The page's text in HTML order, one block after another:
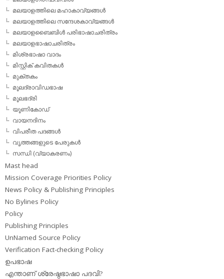
മലയാളത്തിലെ മഹാകാവ്യങ്ങള്‍
മലയാളത്തിലെ സന്ദേശകാവ്യങ്ങള്‍
മലയാളബൈബിള്‍ പരിഭാഷാചരിത്രം
മലയാളഭാഷാചരിത്രം
മിശ്രഭാഷാ വാദം
മിസ്റ്റിക് കവിതകള്‍
മുക്തകം
മൂലദ്രാവിഡഭാഷ
മൂലഭദ്രി
യൂണികോഡ്
വായനദിനം
വിപരീത പദങ്ങള്‍
വൃത്തങ്ങളുടെ പേരുകള്‍
സന്ധി (വ്യാകരണം)
Mast head
Mission Coverage Priorities Policy
News Policy & Publishing Principles
No Bylines Policy
Policy
Publishing Principles
UnNamed Source Policy
Verification Fact-checking Policy
ഉപഭാഷ
എന്താണ് ശ്രേഷ്ഠഭാഷാ പദവി?